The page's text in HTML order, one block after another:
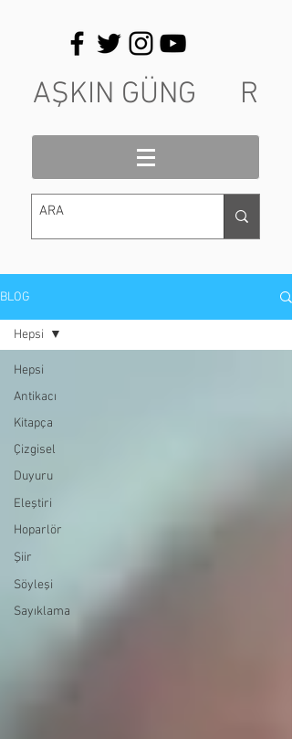
AŞKIN GÜNG R
BLOG
Hepsi
Antikacı
Kitapça
Çizgisel
Duyuru
Eleştiri
Hoparlör
Şiir
Söyleşi
Sayıklama
Hepsi